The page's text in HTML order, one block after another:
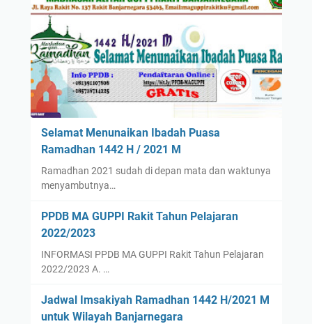
Selamat Menunaikan Ibadah Puasa
Ramadhan 1442 H / 2021 M
Ramadhan 2021 sudah di depan mata dan waktunya
menyambutnya…
PPDB MA GUPPI Rakit Tahun Pelajaran
2022/2023
INFORMASI PPDB MA GUPPI Rakit Tahun Pelajaran
2022/2023 A. …
Jadwal Imsakiyah Ramadhan 1442 H/2021 M
untuk Wilayah Banjarnegara